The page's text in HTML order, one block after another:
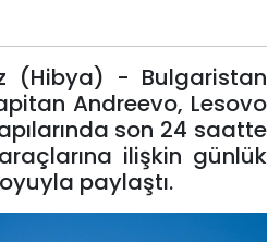
(Hibya) - Bulgaristan
Andreevo, Lesovo
son 24 saatte
ilişkin günlük
paylaştı.